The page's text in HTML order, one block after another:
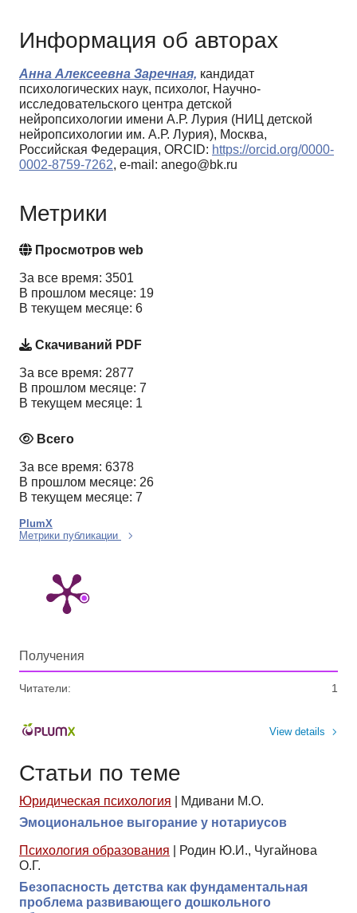
Информация об авторах
Анна Алексеевна Заречная, кандидат
психологических наук, психолог, Научно-
исследовательского центра детской
нейропсихологии имени А.Р. Лурия (НИЦ детской
нейропсихологии им. А.Р. Лурия), Москва,
Российская Федерация, ORCID: https://orcid.org/0000-
0002-8759-7262, e-mail: anego@bk.ru
Метрики
Просмотров web
За все время: 3501
В прошлом месяце: 19
В текущем месяце: 6
Скачиваний PDF
За все время: 2877
В прошлом месяце: 7
В текущем месяце: 1
Всего
За все время: 6378
В прошлом месяце: 26
В текущем месяце: 7
PlumX
Метрики публикации
Получения
Читатели: 1
View details
Статьи по теме
Юридическая психология
Мдивани М.О.
Эмоциональное выгорание у нотариусов
Психология образования
Родин Ю.И., Чугайнова
О.Г.
Безопасность детства как фундаментальная
проблема развивающего дошкольного